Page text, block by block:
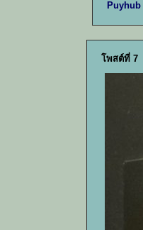
Puyhub
โพสต์ที่ 7